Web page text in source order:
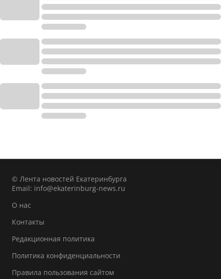
© Лента новостей Екатеринбурга
Email: info@ekaterinburg-news.ru
О нас
Контакты
Редакционная политика
Политика конфиденциальности
Правила пользования сайтом